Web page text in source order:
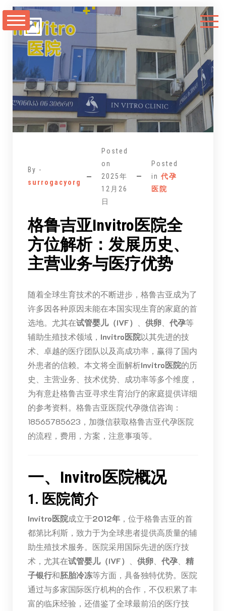
至
By -
surrogacyorg
Posted
on
2025年
12月26
日
Posted
in代孕
医院
格鲁吉亚Invitro医院全
方位解析：发展历史、
主营业务与医疗优势
随着全球生育技术的不断进步，格鲁吉亚成为了
许多因各种原因未能在本国实现生育的家庭的首
选地。尤其在试管婴儿（IVF） 供卵、 代孕等
辅助生殖技术领域， Invitro医院以其先进的技
术、卓越的医疗团队以及高成功率，赢得了国内
外患者的信赖。本文将全面解析Invitro医院的历
史、主营业务、技术优势、成功率等多个维度，
为有意赴格鲁吉亚寻求生育治疗的家庭提供详细
的参考资料。格鲁吉亚医院代孕微信咨询：
18565785623，加微信获取格鲁吉亚代孕医院
的流程，费用，方案，注意事项等。
一、Invitro医院概况
1. 医院简介
Invitro医院成立于2012年，位于格鲁吉亚的首
都第比利斯，致力于为全球患者提供高质量的辅
助生殖技术服务。医院采用国际先进的医疗技
术，尤其在试管婴儿（IVF） 供卵、 代孕、 精
子银行和胚胎冷冻等方面，具备独特优势。医院
通过与多家国际医疗机构的合作，不仅积累了丰
富的临床经验，还借鉴了全球最前沿的医疗技